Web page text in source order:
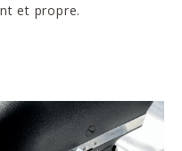
et propre.